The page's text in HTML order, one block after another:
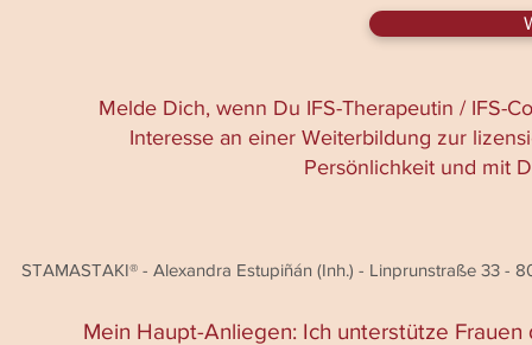
Melde Dich, wenn Du IFS-Therapeutin / IFS-
Interesse an einer Weiterbildung zur
Persönlichkeit und mit
STAMASTAKI® - Alexandra Estupiñán (Inh.) - Linprunstraße 33 -
Mein Haupt-Anliegen: Ich unterstütze